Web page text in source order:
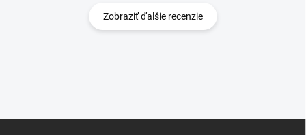
Zobraziť ďalšie recenzie